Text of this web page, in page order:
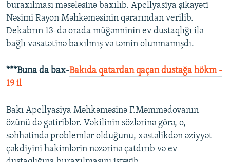
buraxılması məsələsinə baxılıb. Apellyasiya şikayəti
Nəsimi Rayon Məhkəməsinin qərarından verilib.
Dekabrın 13-də orada müğənninin ev dustaqlığı ilə
bağlı vəsatətinə baxılmış və təmin olunmamışdı.
***Buna da bax-Bakıda qatardan qaçan dustağa hökm -
19 il
Bakı Apellyasiya Məhkəməsinə F.Məmmədovanın
özünü də gətiriblər. Vəkilinin sözlərinə görə, o,
səhhətində problemlər olduğunu, xəstəlikdən əziyyət
çəkdiyini hakimlərin nəzərinə çatdırıb və ev